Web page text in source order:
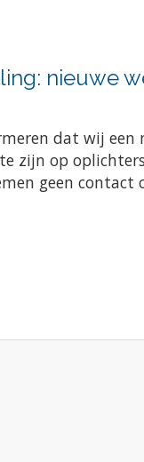
nieuwe
dat wij
zijn op
geen contact